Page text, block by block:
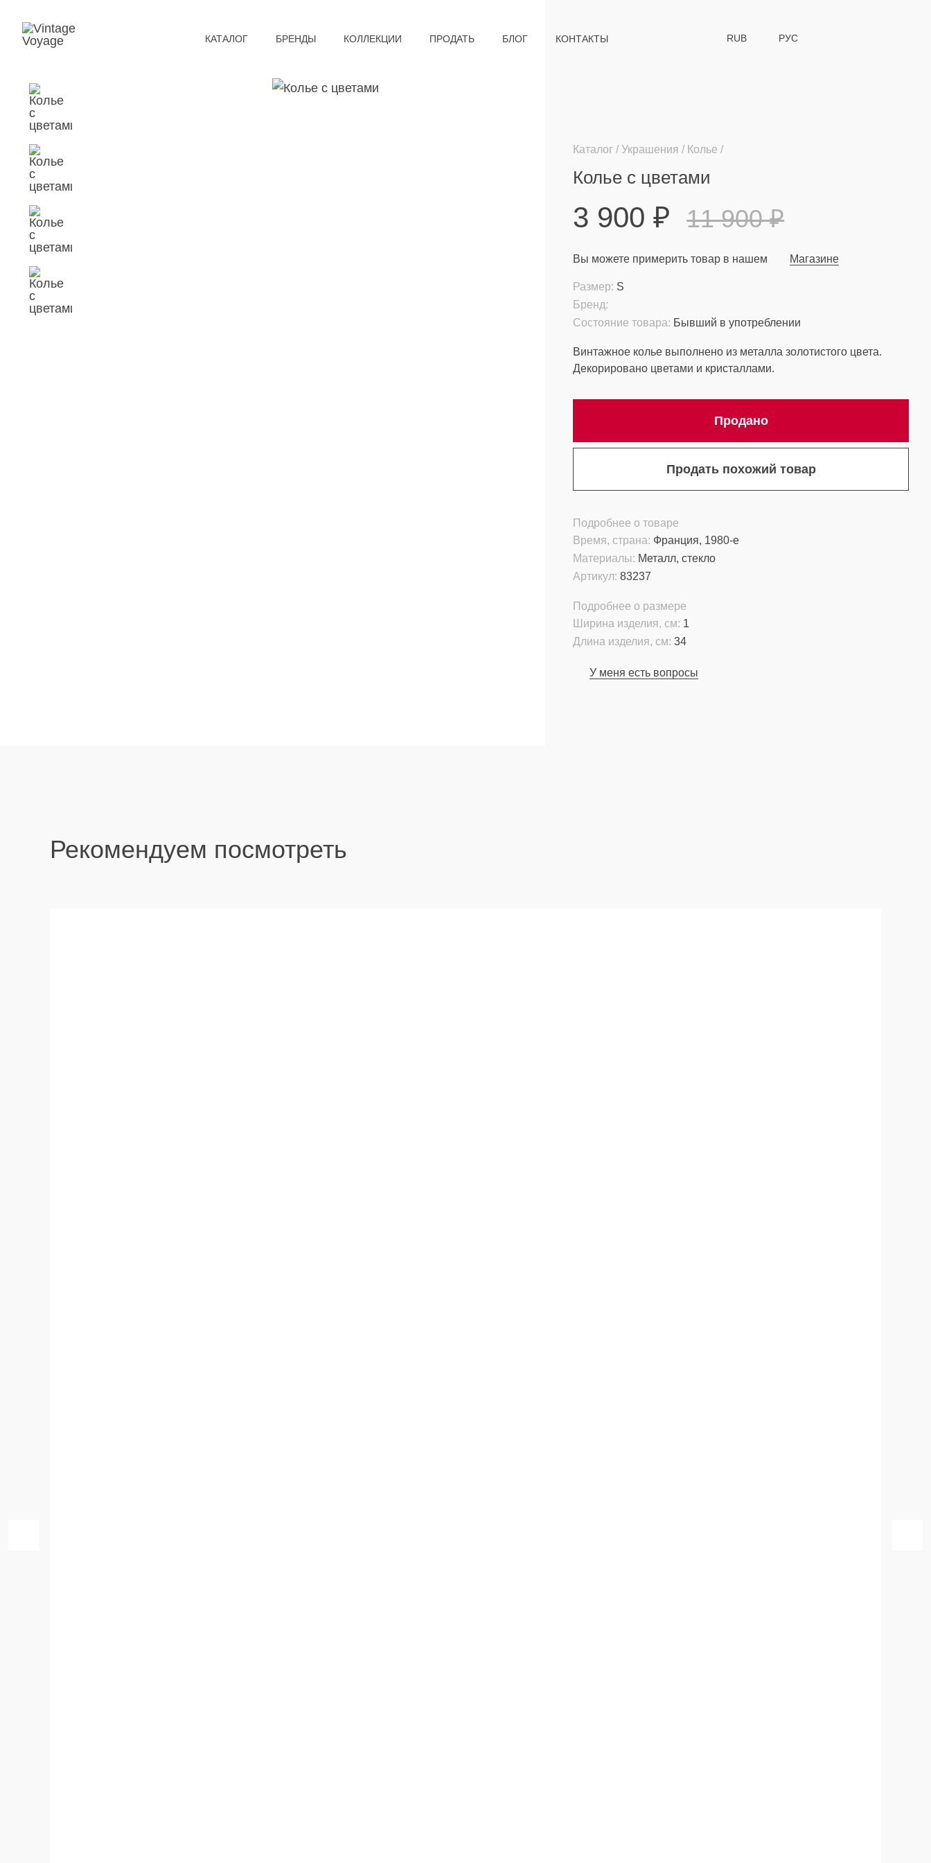
КАТАЛОГ БРЕНДЫ КОЛЛЕКЦИИ ПРОДАТЬ БЛОГ КОНТАКТЫ RUB РУС
Каталог Украшения Колье
Колье с цветами
3 900₽ 11 900₽
Вы можете примерить товар в нашем Магазине
Состояние товара: Бывший в употреблении
Бренд:
Размер: S
Винтажное колье выполнено из металла золотистого цвета.
Декорировано цветами и кристаллами.
Продано
Продать похожий товар
Подробнее о товаре
Материалы: Металл, стекло
Время, страна: Франция, 1980-е
Артикул: 83237
Подробнее о размере
Длина изделия, см: 34
Ширина изделия, см: 1
У меня есть вопросы
Рекомендуем посмотреть